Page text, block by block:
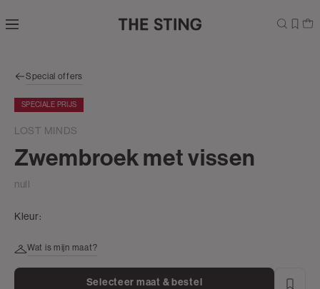
direct naar
zoekbalk
Navigeer
direct
naar de
Special offers
SPECIALE PRIJS
LOST MINDS
Zwembroek met vissen
null
Kleur:
Wat is mijn maat?
Selecteer maat & bestel